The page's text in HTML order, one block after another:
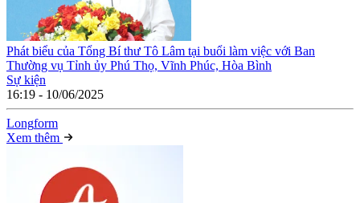
Phát biểu của Tổng Bí thư Tô Lâm tại buổi làm việc với Ban
Thường vụ Tỉnh ủy Phú Thọ, Vĩnh Phúc, Hòa Bình
Sự kiện
16:19 - 10/06/2025
Longform
Xem thêm